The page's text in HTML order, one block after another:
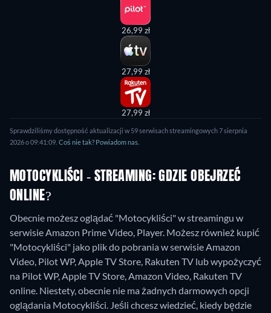
26,99 zł
27,99 zł
27,99 zł
Sprawdziliśmy dostępność aktualizacji w 59 serwisach streamingowych 7 sierpnia
2026 o 09:41:09. Coś nie tak? Powiadom nas.
MOTOCYKLIŚCI - STREAMING: GDZIE OBEJRZEĆ
ONLINE?
Obecnie możesz oglądać "Motocykliści" w streamingu w
serwisie Amazon Prime Video, Player. Możesz również kupić
"Motocykliści" jako plik do pobrania w serwisie Amazon
Video, Pilot WP, Apple TV Store, Rakuten TV lub wypożyczyć
na Pilot WP, Apple TV Store, Amazon Video, Rakuten TV
online. Niestety, obecnie nie ma żadnych darmowych opcji
oglądania Motocykliści. Jeśli chcesz wiedzieć, kiedy będzie